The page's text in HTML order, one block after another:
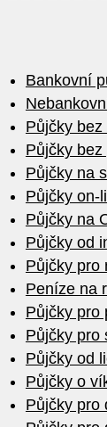
Bankovní
Půjčky bez
Půjčky bez
Půjčky na
Půjčky on-
Půjčky na
Půjčky od
Půjčky pro
Peníze na
Půjčky pro
Půjčky pro
Půjčky od
Půjčky o
Půjčky pro